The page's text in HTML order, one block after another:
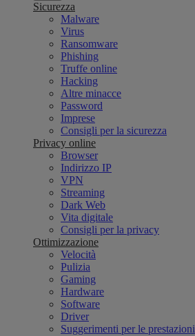
Sicurezza
Malware
Virus
Ransomware
Phishing
Truffe online
Hacking
Altre minacce
Password
Imprese
Consigli per la sicurezza
Privacy online
Browser
Indirizzo IP
VPN
Streaming
Dark Web
Vita digitale
Consigli per la privacy
Ottimizzazione
Velocità
Pulizia
Gaming
Hardware
Software
Driver
Suggerimenti per le prestazioni